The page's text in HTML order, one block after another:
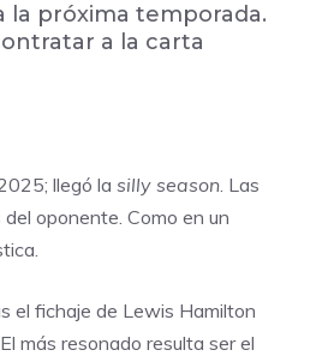
la próxima temporada.
a la carta
llegó lasilly season. Las
oponente. Como en un
el fichaje de Lewis Hamilton
más resonado resulta ser el